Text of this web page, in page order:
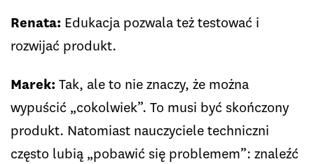
Renata: Edukacja pozwala też testować i
rozwijać produkt.
Marek: Tak, ale to nie znaczy, że można
wypuścić „cokolwiek”. To musi być skończony
produkt. Natomiast nauczyciele techniczni
często lubią „pobawić się problemem”: znaleźć